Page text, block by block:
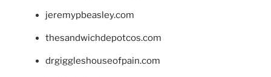
jeremypbeasley.com
thesandwichdepotcos.com
drgiggleshouseofpain.com